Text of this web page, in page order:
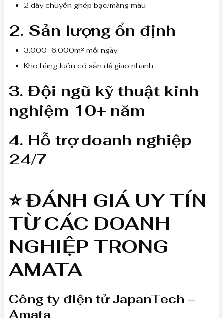
2 dây chuyền ghép bạc/màng màu
2. Sản lượng ổn định
3.000–6.000m² mỗi ngày
Kho hàng luôn có sẵn để giao nhanh
3. Đội ngũ kỹ thuật kinh
nghiệm 10+ năm
4. Hỗ trợ doanh nghiệp
24/7
⭐ ĐÁNH GIÁ UY TÍN
TỪ CÁC DOANH
NGHIỆP TRONG
AMATA
Công ty điện tử JapanTech –
Amata